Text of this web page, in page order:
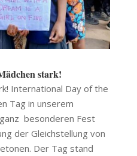
stark!
International Day of the
Tag in unserem
besonderen Fest
der Gleichstellung von
Der Tag stand